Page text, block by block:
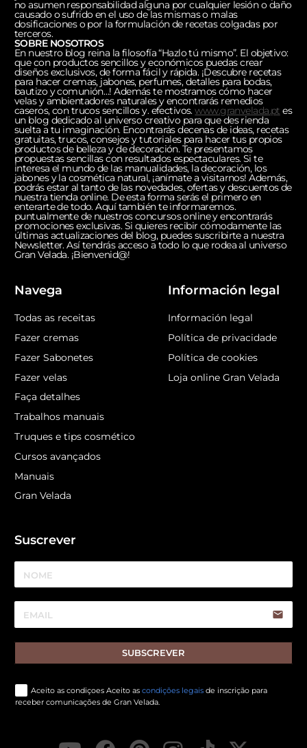
no asumen responsabilidad alguna por cualquier lesión o daño
causado o sufrido en el uso de las mismas o malas
dosificaciones o por la formulación de recetas colgadas por
terceros.
SOBRE NOSOTROS
En nuestro blog reina la filosofía “Hazlo tú mismo”. El objetivo:
que con productos sencillos y económicos puedas crear
diseños exclusivos, de forma fácil y rápida. ¡Descubre recetas
para hacer cremas, jabones, perfumes, detalles para bodas,
bautizo y comunión…! Además te mostramos cómo hacer
velas y ambientadores naturales y encontrarás remedios
caseros, con trucos sencillos y. efectivos.www.granvelada.pt es
un blog dedicado al universo creativo para que des rienda
suelta a tu imaginación. Encontrarás decenas de ideas, recetas
gratuitas, trucos, consejos y tutoriales para hacer tus propios
productos de belleza y de decoración. Te presentamos
propuestas sencillas con resultados espectaculares. Si te
interesa el mundo de las manualidades, la decoración, los
jabones y la cosmética natural, ¡anímate a visitarnos! Además,
podrás estar al tanto de las novedades, ofertas y descuentos de
nuestra tienda online. De esta forma serás el primero en
enterarte de todo. Aquí también te informaremos.
puntualmente de nuestros concursos online y encontrarás
promociones exclusivas. Si quieres recibir cómodamente las
últimas actualizaciones del blog, puedes suscribirte a nuestra
Newsletter. Así tendrás acceso a todo lo que rodea al universo
Gran Velada. ¡Bienvenid@!
Navega
Todas as receitas
Fazer cremas
Fazer Sabonetes
Fazer velas
Faça detalhes
Trabalhos manuais
Truques e tips cosmético
Cursos avançados
Manuais
Gran Velada
Información legal
Información legal
Política de privacidade
Política de cookies
Loja online Gran Velada
Suscrever
email
SUBSCREVER
Aceito as condiçoes Aceito as condições legais de inscrição para
receber comunicações de Gran Velada.